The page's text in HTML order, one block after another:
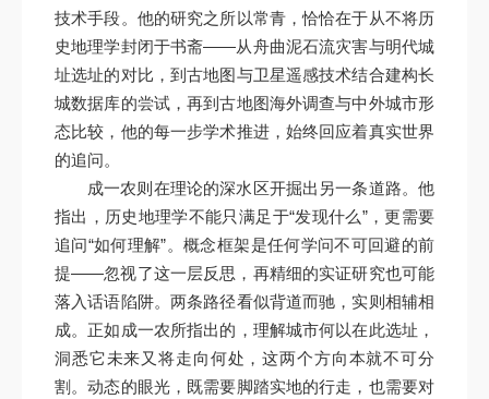
技术手段。他的研究之所以常青，恰恰在于从不将历
史地理学封闭于书斋——从舟曲泥石流灾害与明代城
址选址的对比，到古地图与卫星遥感技术结合建构长
城数据库的尝试，再到古地图海外调查与中外城市形
态比较，他的每一步学术推进，始终回应着真实世界
的追问。
成一农则在理论的深水区开掘出另一条道路。他
指出，历史地理学不能只满足于“发现什么”，更需要
追问“如何理解”。概念框架是任何学问不可回避的前
提——忽视了这一层反思，再精细的实证研究也可能
落入话语陷阱。两条路径看似背道而驰，实则相辅相
成。正如成一农所指出的，理解城市何以在此选址，
洞悉它未来又将走向何处，这两个方向本就不可分
割。动态的眼光，既需要脚踏实地的行走，也需要对